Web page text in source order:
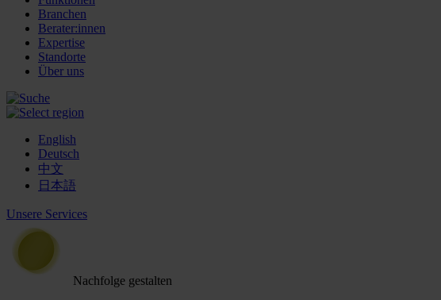
Branchen
Berater:innen
Expertise
Standorte
Über uns
English
Deutsch
中文
日本語
Unsere Services
Nachfolge gestalten